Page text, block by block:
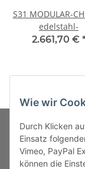
S31 MODULAR-
edelstahl-
2.661,70 €
MARKENWELT
Wie wir
Durch Klicken
Einsatz
Vimeo, PayPal
können die